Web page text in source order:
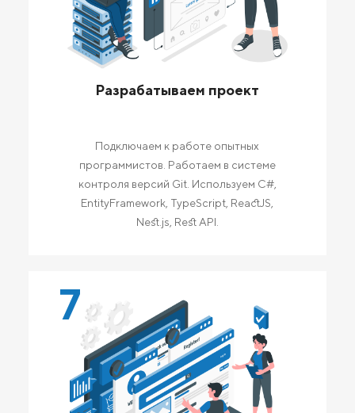
Разрабатываем проект
Подключаем к работе опытных
программистов. Работаем в системе
контроля версий Git. Используем C#,
EntityFramework, TypeScript, ReactJS,
Nest.js, Rest API.
7